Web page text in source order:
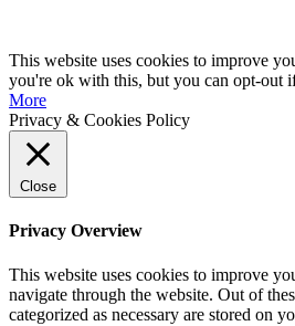
This website uses cookies to improve
you're ok with this, but you can opt-out
More
Privacy & Cookies Policy
Close
Privacy Overview
This website uses cookies to improve
navigate through the website. Out of
categorized as necessary are stored on